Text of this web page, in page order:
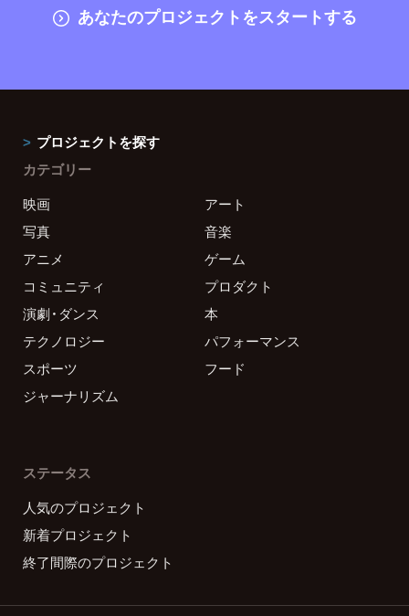
あなたのプロジェクトをスタートする
プロジェクトを探す
カテゴリー
映画
アート
写真
音楽
アニメ
ゲーム
コミュニティ
プロダクト
演劇・ダンス
本
テクノロジー
パフォーマンス
スポーツ
フード
ジャーナリズム
ステータス
人気のプロジェクト
新着プロジェクト
終了間際のプロジェクト